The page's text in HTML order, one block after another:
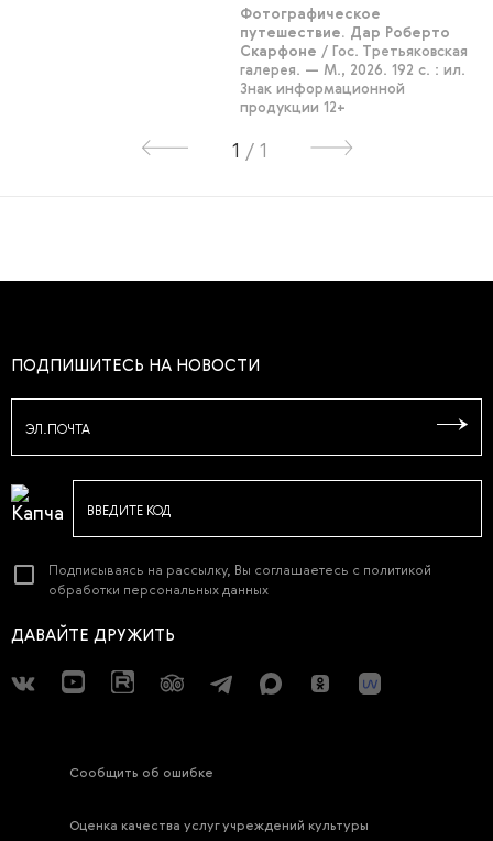
Фотографическое
путешествие. Дар Роберто
Скарфоне / Гос. Третьяковская
галерея. — М., 2026. 192 с. : ил.
Знак информационной
продукции 12+
1 / 1
ПОДПИШИТЕСЬ НА НОВОСТИ
ЭЛ.ПОЧТА
ВВЕДИТЕ КОД
Подписываясь на рассылку, Вы соглашаетесь с политикой
обработки персональных данных
ДАВАЙТЕ ДРУЖИТЬ
Сообщить об ошибке
Оценка качества услуг учреждений культуры